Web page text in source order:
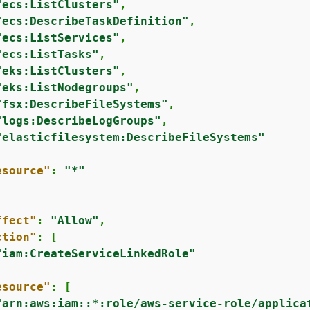
,
,
,
,
,
,
,
,
: "*"
: "Allow" ,
: [
: [
aws-service-role/